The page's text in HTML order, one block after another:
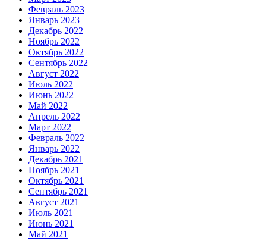
Февраль 2023
Январь 2023
Декабрь 2022
Ноябрь 2022
Октябрь 2022
Сентябрь 2022
Август 2022
Июль 2022
Июнь 2022
Май 2022
Апрель 2022
Март 2022
Февраль 2022
Январь 2022
Декабрь 2021
Ноябрь 2021
Октябрь 2021
Сентябрь 2021
Август 2021
Июль 2021
Июнь 2021
Май 2021